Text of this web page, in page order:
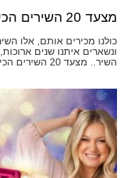
מצעד 20 השירים הכי מדבקים והמעצבנים שיש
כולנו מכירים אותם, אלו
ונשארים איתנו שנים
השיר.. מצעד 20 השירים הכי מדבקים ומעצבנים שיש